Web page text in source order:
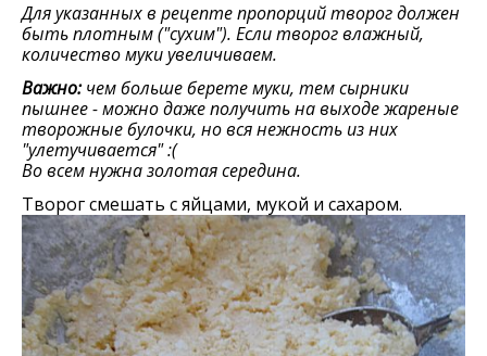
Для указанных в рецепте пропорций творог должен
быть плотным ("сухим"). Если творог влажный,
количество муки увеличиваем.
Важно:чем больше берете муки, тем сырники
пышнее - можно даже получить на выходе жареные
творожные булочки, но вся нежность из них
"улетучивается" :(
Во всем нужна золотая середина.
Творог смешать с яйцами, мукой и сахаром.